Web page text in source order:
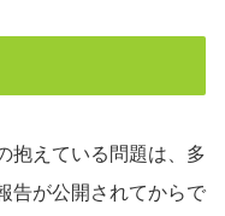
抱えている問題は、多
告が公開されてからで